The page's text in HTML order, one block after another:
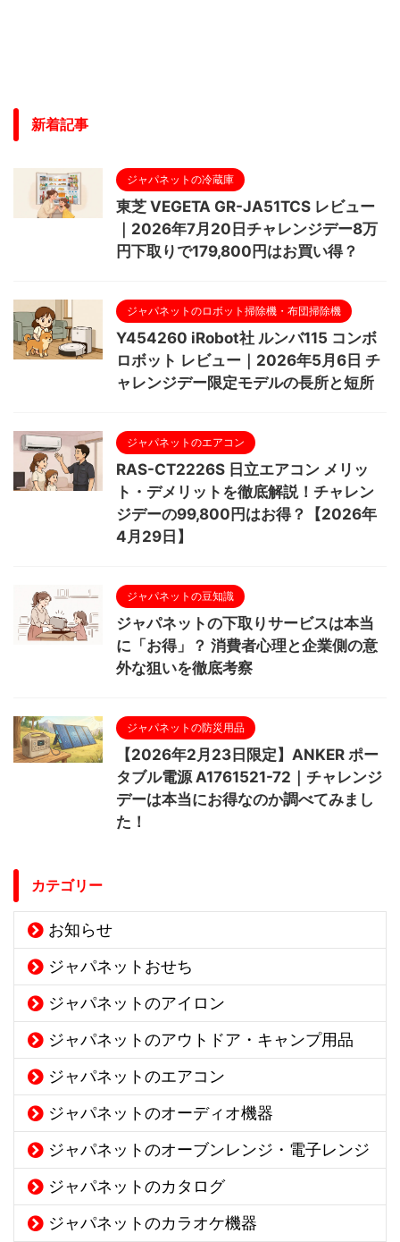
新着記事
ジャパネットの冷蔵庫
東芝 VEGETA GR-JA51TCS レビュー
｜2026年7月20日チャレンジデー8万
円下取りで179,800円はお買い得？
ジャパネットのロボット掃除機・布団掃除機
Y454260 iRobot社 ルンバ115 コンボ
ロボット レビュー｜2026年5月6日 チ
ャレンジデー限定モデルの長所と短所
ジャパネットのエアコン
RAS-CT2226S 日立エアコン メリッ
ト・デメリットを徹底解説！チャレン
ジデーの99,800円はお得？【2026年
4月29日】
ジャパネットの豆知識
ジャパネットの下取りサービスは本当
に「お得」？ 消費者心理と企業側の意
外な狙いを徹底考察
ジャパネットの防災用品
【2026年2月23日限定】ANKER ポー
タブル電源 A1761521-72｜チャレンジ
デーは本当にお得なのか調べてみまし
た！
カテゴリー
お知らせ
ジャパネットおせち
ジャパネットのアイロン
ジャパネットのアウトドア・キャンプ用品
ジャパネットのエアコン
ジャパネットのオーディオ機器
ジャパネットのオーブンレンジ・電子レンジ
ジャパネットのカタログ
ジャパネットのカラオケ機器